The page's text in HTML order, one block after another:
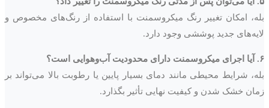
بله، امکان تغییر رنگ میکروسمنت با استفاده از رنگ‌های مخصوص و
لایه‌های جدید پوششی وجود دارد.
۶. آیا اجرای میکروسمنت دارای محدودیت آب‌وهوایی است؟
بله، شرایط محیطی مانند دمای بسیار پایین یا رطوبت بالا می‌تواند بر
زمان خشک شدن و کیفیت نهایی تأثیر بگذارد.